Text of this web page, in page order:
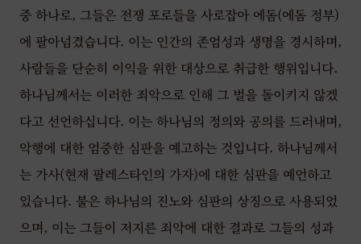
중 하나로, 그들은 전쟁 포로들을 사로잡아 에돔(에돔 정부)
에 팔아넘겼습니다. 이는 인간의 존엄성과 생명을 경시하며,
사람들을 단순히 이익을 위한 대상으로 취급한 행위입니다.
하나님께서는 이러한 죄악으로 인해 그 벌을 돌이키지 않겠
다고 선언하십니다. 이는 하나님의 정의와 공의를 드러내며,
악행에 대한 엄중한 심판을 예고하는 것입니다. 하나님께서
는 가사(현재 팔레스타인의 가자)에 대한 심판을 예언하고
있습니다. 불은 하나님의 진노와 심판의 상징으로 사용되었
으며, 이는 그들이 저지른 죄악에 대한 결과로 그들의 성과